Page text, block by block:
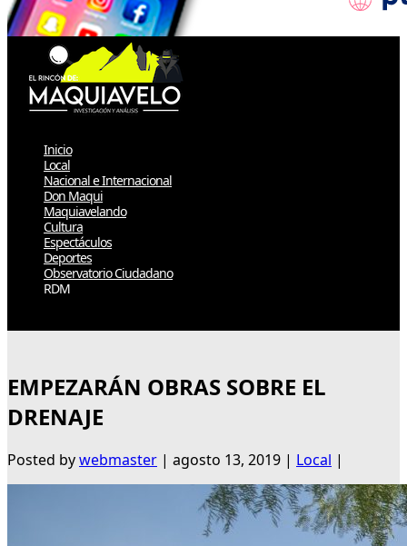
Inicio
Local
Nacional e Internacional
Don Maqui
Maquiavelando
Cultura
Espectáculos
Deportes
Observatorio Ciudadano
RDM
EMPEZARÁN OBRAS SOBRE EL
DRENAJE
Posted bywebmaster | agosto 13, 2019 | Local |